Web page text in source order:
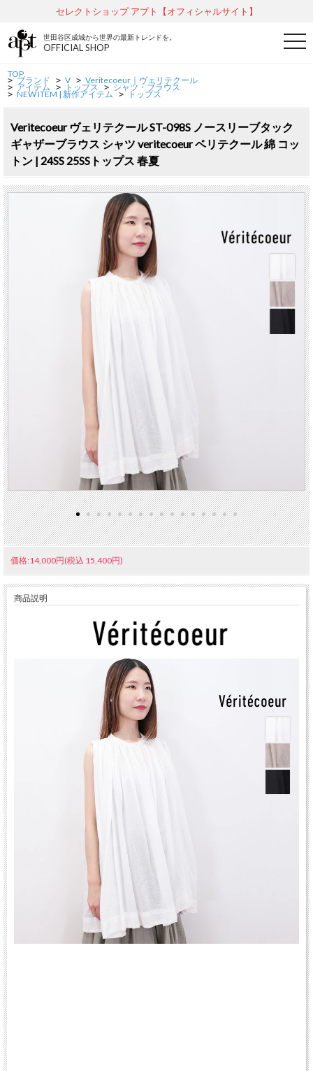
セレクトショップ アプト【オフィシャルサイト】
世田谷区成城から世界の最新トレンドを。
OFFICIAL SHOP
t
o
g
o
n
TOP
> ブランド > V > Veritecoeur｜ヴェリテクール
> アイテム > トップス > シャツ・ブラウス
> NEW ITEM | 新作アイテム > トップス
Veritecoeur ヴェリテクール ST-098S ノースリーブタック
ギャザーブラウス シャツ veritecoeur ベリテクール 綿 コッ
トン | 24SS 25SSトップス 春夏
価格:14,000円(税込 15,400円)
商品説明